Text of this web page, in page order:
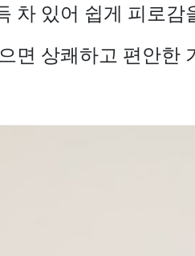
차 있어 쉽게 피로
면 상쾌하고 편안한